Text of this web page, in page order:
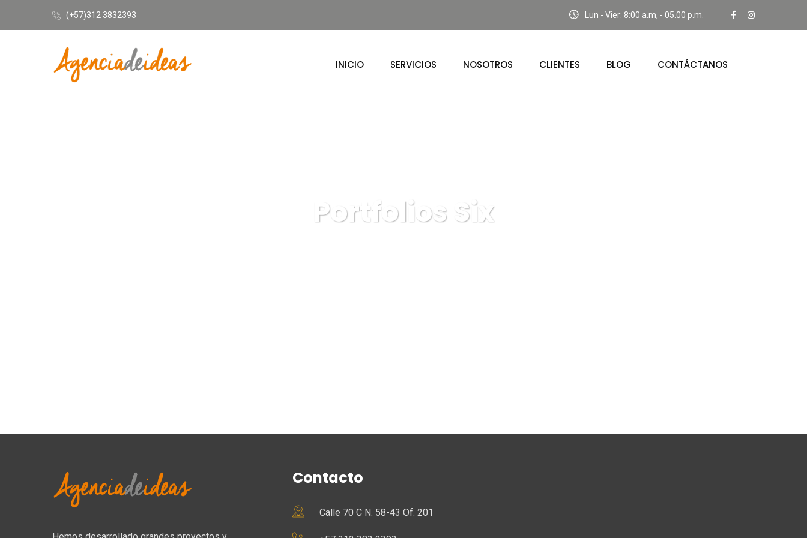
(+57)312 3832393 Lun - Vier: 8:00 a.m, - 05.00 p.m.
INICIO SERVICIOS NOSOTROS CLIENTES BLOG CONTÁCTANOS
Portfolios Six
Contacto
Calle 70 C N. 58-43 Of. 201